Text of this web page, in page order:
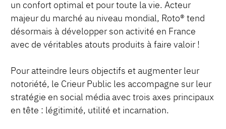
un confort optimal et pour toute la vie. Acteur
majeur du marché au niveau mondial, Roto® tend
désormais à développer son activité en France
avec de véritables atouts produits à faire valoir !
Pour atteindre leurs objectifs et augmenter leur
notoriété, le Crieur Public les accompagne sur leur
stratégie en social média avec trois axes principaux
en tête : légitimité, utilité et incarnation.